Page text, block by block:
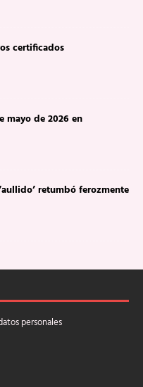
certificados
mayo de 2026 en
retumbó ferozmente
personales